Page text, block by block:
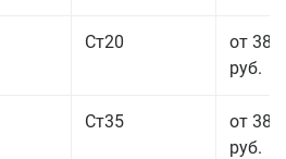
Ст20
от 38
руб.
Ст35
от 38
руб.